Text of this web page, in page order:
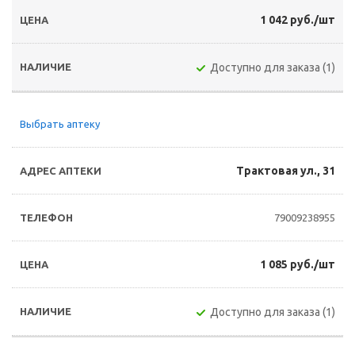
1 042 руб./шт
Доступно для заказа (1)
Выбрать аптеку
Трактовая ул., 31
79009238955
1 085 руб./шт
Доступно для заказа (1)